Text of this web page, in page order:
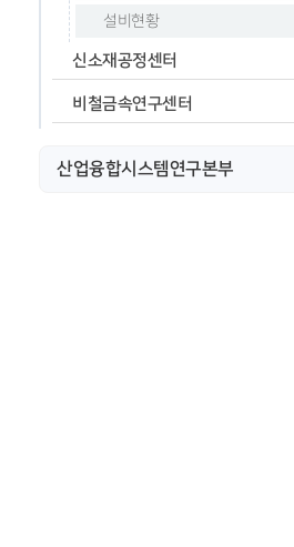
설비현황
신소재공정센터
비철금속연구센터
산업융합시스템연구본부